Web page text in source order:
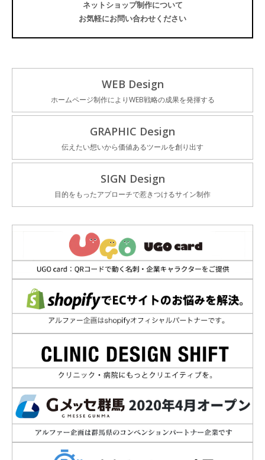
ネットショップ制作について
お気軽にお問い合わせください
WEB Design
ホームページ制作によりWEB戦略の成果を発揮する
GRAPHIC Design
伝えたい想いから価値あるツールを創り出す
SIGN Design
目的をもったアプローチで惹きつけるサイン制作